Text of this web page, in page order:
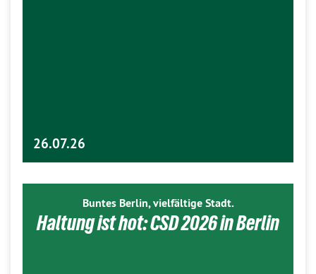
26.07.26
Buntes Berlin, vielfältige Stadt.
Haltung ist hot: CSD 2026 in Berlin